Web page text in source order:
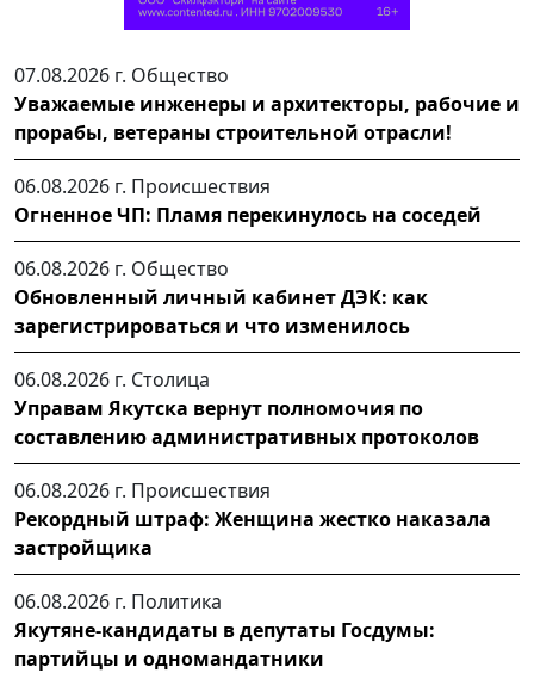
07.08.2026 г. Общество
Уважаемые инженеры и архитекторы, рабочие и
прорабы, ветераны строительной отрасли!
06.08.2026 г. Происшествия
Огненное ЧП: Пламя перекинулось на соседей
06.08.2026 г. Общество
Обновленный личный кабинет ДЭК: как
зарегистрироваться и что изменилось
06.08.2026 г. Столица
Управам Якутска вернут полномочия по
составлению административных протоколов
06.08.2026 г. Происшествия
Рекордный штраф: Женщина жестко наказала
застройщика
06.08.2026 г. Политика
Якутяне-кандидаты в депутаты Госдумы:
партийцы и одномандатники